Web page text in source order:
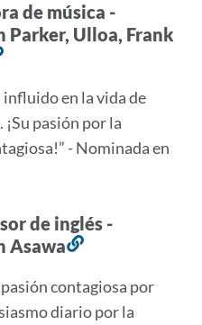
de música -
Parker, Ulloa, Frank
esta
sección
influido en la vida de
pasión por la
- Nominada en
de inglés -
Asawa
esta
sección
contagiosa por
diario por la